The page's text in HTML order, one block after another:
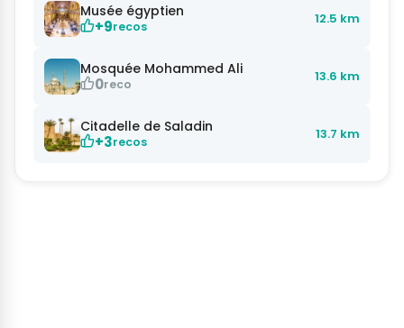
Musée égyptien
+9recos 12.5 km
Mosquée Mohammed Ali
0reco 13.6 km
Citadelle de Saladin
+3recos 13.7 km